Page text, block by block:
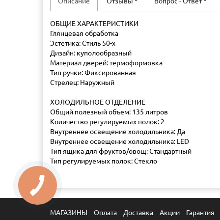
ОБЩИЕ ХАРАКТЕРИСТИКИ
Глянцевая обработка
Эстетика: Стиль 50-х
Дизайн: куполообразный
Материал дверей: термоформовка
Тип ручки: Фиксированная
Стрелец: Наружный
ХОЛОДИЛЬНОЕ ОТДЕЛЕНИЕ
Общий полезный объем: 135 литров
Количество регулируемых полок: 2
Внутреннее освещение холодильника: Да
Внутреннее освещение холодильника: LED
Тип ящика для фруктов/овощ: Стандартный
Тип регулируемых полок: Стекло
МАГАЗИНЫ Оплата Доставка Акции Гарантия